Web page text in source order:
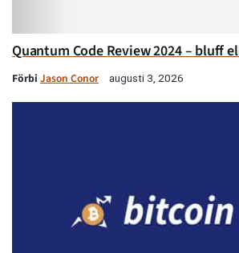
Quantum Code Review 2024 – bluff
Förbi Jason Conor augusti 3, 2026